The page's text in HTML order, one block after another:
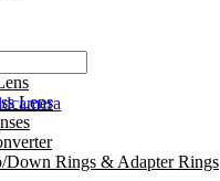
Lens
Down Rings & Adapter Rings